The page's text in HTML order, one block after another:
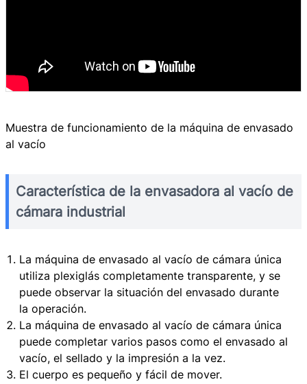
Muestra de funcionamiento de la máquina de envasado
al vacío
Característica de la envasadora al vacío de
cámara industrial
La máquina de envasado al vacío de cámara única
utiliza plexiglás completamente transparente, y se
puede observar la situación del envasado durante
la operación.
La máquina de envasado al vacío de cámara única
puede completar varios pasos como el envasado al
vacío, el sellado y la impresión a la vez.
El cuerpo es pequeño y fácil de mover.